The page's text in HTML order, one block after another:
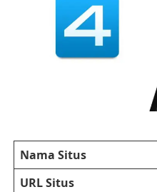
Nama Situs
URL Situs